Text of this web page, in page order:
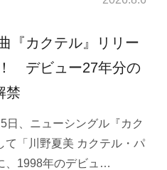
『カクテル』リリー
デビュー27年分の
禁
日、ニューシングル『カク
て「川野夏美 カクテル・パ
、1998年のデビュ…